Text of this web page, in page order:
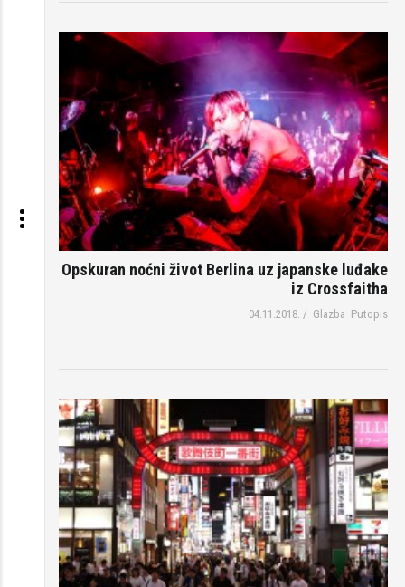
Opskuran noćni život Berlina uz japanske luđake
iz Crossfaitha
04.11.2018. / Glazba Putopis